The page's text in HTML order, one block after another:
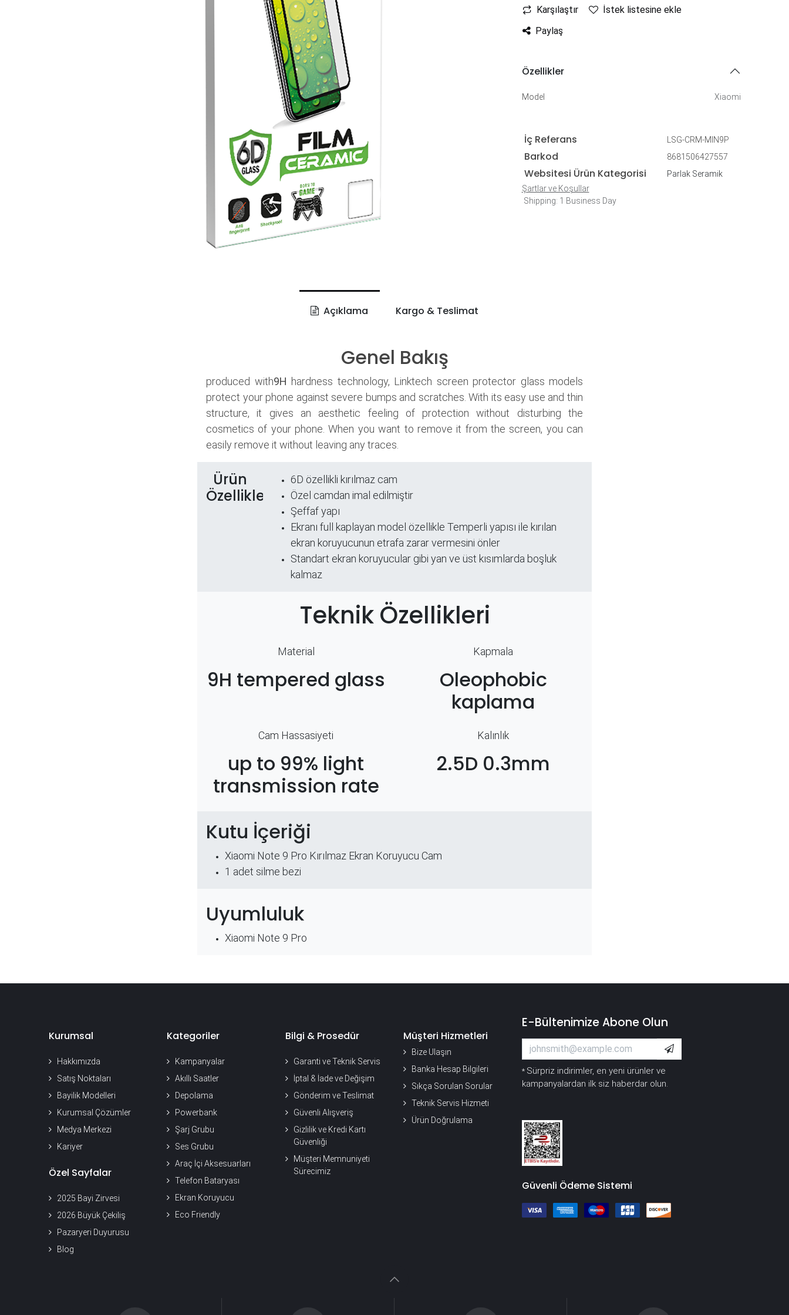
Karşılaştır
İstek listesine ekle
Paylaş
Özellikler
Model Xiaomi
İç Referans LSG-CRM-MIN9P
Barkod 8681506427557
Websitesi Ürün Kategorisi
Parlak Seramik
Şartlar ve Koşullar
Shipping: 1 Business Day
Açıklama Kargo & Teslimat
Genel Bakış
produced with9H hardness technology, Linktech screen protector glass models
protect your phone against severe bumps and scratches. With its easy use and thin
structure, it gives an aesthetic feeling of protection without disturbing the
cosmetics of your phone. When you want to remove it from the screen, you can
easily remove it without leaving any traces.
Ürün
Özellikleri
6D özellikli kırılmaz cam
Özel camdan imal edilmiştir
Şeffaf yapı
​Ekranı full kaplayan model özellikle Temperli yapısı ile kırılan
ekran koruyucunun etrafa zarar vermesini önler
Standart ekran koruyucular gibi yan ve üst kısımlarda boşluk
kalmaz
Teknik Özellikleri
Material
9H tempered glass
Kapmala
Oleophobic
kaplama
Cam Hassasiyeti
up to 99% light
transmission rate
Kalınlık
2.5D 0.3mm
Kutu İçeriği
Xiaomi Note 9 Pro Kırılmaz Ekran Koruyucu Cam
​1 adet silme bezi
Uyumluluk
Xiaomi Note 9 Pro
Kurumsal
Hakkımızda
Satış Noktaları
Bayilik Modelleri
Kurumsal Çözümler
Medya Merkezi
Kariyer
Özel Sayfalar
2025 Bayi Zirvesi
2026 Büyük Çekiliş
Pazaryeri Duyurusu
Blog
Kategoriler
Kampanyalar
Akıllı Saatler
Depolama
Powerbank
Şarj Grubu
Ses Grubu
Araç İçi Aksesuarları
Telefon Bataryası
Ekran Koruyucu
Eco Friendly
Bilgi & Prosedür
Garanti ve Teknik Servis
İptal & İade ve Değişim
Gönderim ve Teslimat
Güvenli Alışveriş
Gizlilik ve Kredi Kartı
Güvenliği
Müşteri Memnuniyeti
Sürecimiz
Müşteri Hizmetleri
Bize Ulaşın
Banka Hesap Bilgileri
Sıkça Sorulan Sorular
Teknik Servis Hizmeti
Ürün Doğrulama
E-Bültenimize Abone Olun
* Sürpriz indirimler, en yeni ürünler ve
kampanyalardan ilk siz haberdar olun.
Güvenli Ödeme Sistemi